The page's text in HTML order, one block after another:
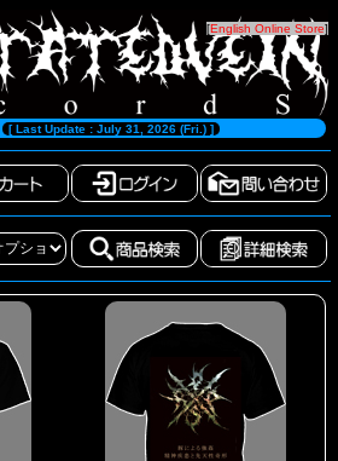
[English Online Store]
[ Last Update : July 31, 2026 (Fri.) ]